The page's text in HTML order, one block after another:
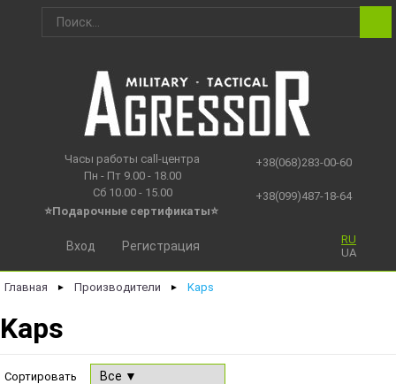
Часы работы call-центра
Пн - Пт 9.00 - 18.00
Сб 10.00 - 15.00
⭐Подарочные сертификаты⭐
+38(068)283-00-60
+38(099)487-18-64
RU
UA
Вход Регистрация
Главная ► Производители ► Kaps
Kaps
Сортировать